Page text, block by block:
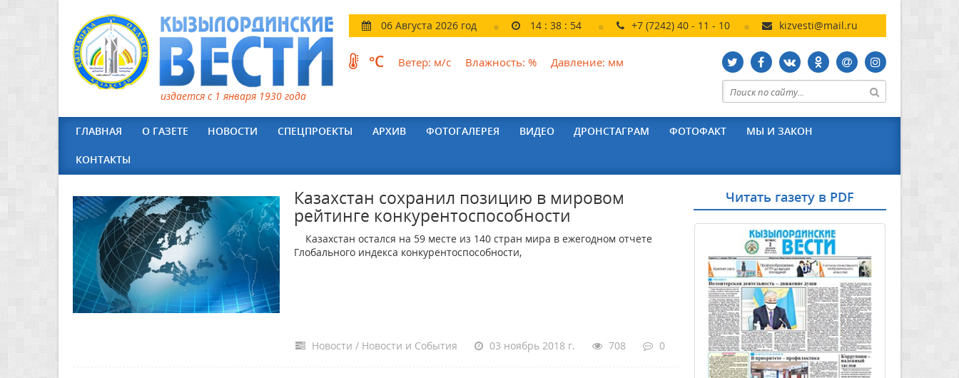
издается с 1 января 1930 года
06 Августа 2026 год 14 : 38 : 55 +7 (7242) 40 - 11 - 10 kizvesti@mail.ru
°C Ветер: м/с Влажность: % Давление: мм
ГЛАВНАЯ О ГАЗЕТЕ НОВОСТИ СПЕЦПРОЕКТЫ АРХИВ ФОТОГАЛЕРЕЯ ВИДЕО ДРОНСТАГРАМ ФОТОФАКТ МЫ И ЗАКОН
КОНТАКТЫ
Казахстан сохранил позицию в мировом
рейтинге конкурентоспособности
Казахстан остался на 59 месте из 140 стран мира в ежегодном отчете
Глобального индекса конкурентоспособности,
Новости / Новости и События 03 ноябрь 2018 г. 708 0
Читать газету в PDF